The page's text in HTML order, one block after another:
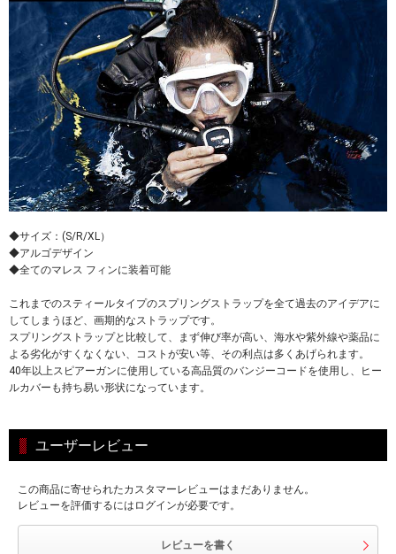
◆サイズ：(S/R/XL）
◆アルゴデザイン
◆全てのマレス フィンに装着可能
これまでのスティールタイプのスプリングストラップを全て過去のアイデアに
してしまうほど、画期的なストラップです。
スプリングストラップと比較して、まず伸び率が高い、海水や紫外線や薬品に
よる劣化がすくなくない、コストが安い等、その利点は多くあげられます。
40年以上スピアーガンに使用している高品質のバンジーコードを使用し、ヒー
ルカバーも持ち易い形状になっています。
ユーザーレビュー
この商品に寄せられたカスタマーレビューはまだありません。
レビューを評価するにはログインが必要です。
レビューを書く